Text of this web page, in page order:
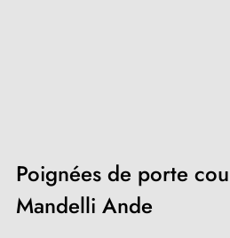
Poignées de porte
Mandelli Ande